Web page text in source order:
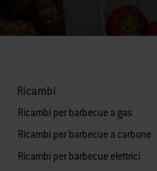
Ricambi
Ricambi per barbecue a gas
Ricambi per barbecue a carbone
Ricambi per barbecue elettrici